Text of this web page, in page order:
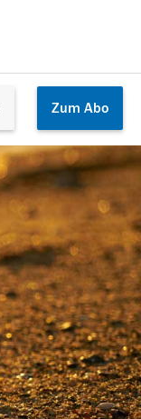
Zum Abo